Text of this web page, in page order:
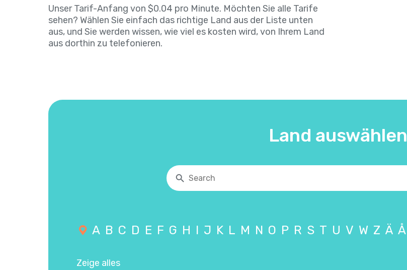
Unser Tarif-Anfang von $0.04 pro Minute. Möchten Sie alle Tarife
sehen? Wählen Sie einfach das richtige Land aus der Liste unten
aus, und Sie werden wissen, wie viel es kosten wird, von Ihrem Land
aus dorthin zu telefonieren.
Land auswählen
A B C D E F G H I J K L M N O P R S T U V W Z Ä Å
Zeige alles